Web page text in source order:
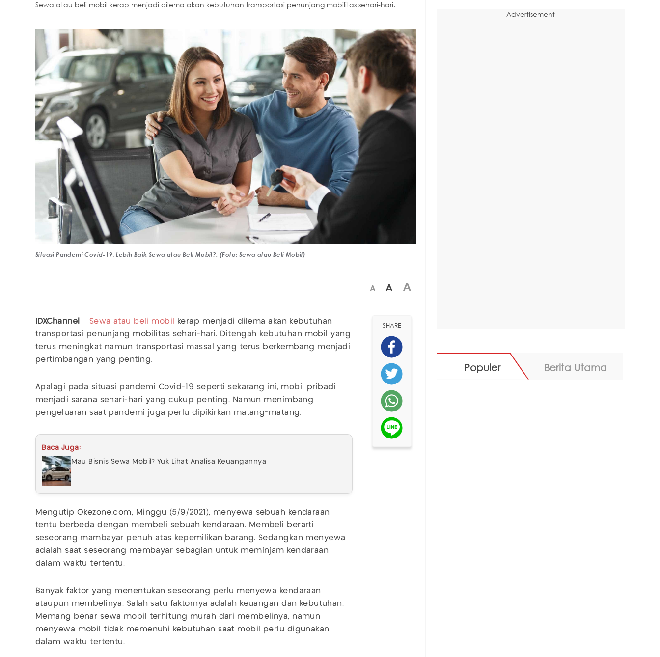
Sewa atau beli mobil kerap menjadi dilema akan kebutuhan transportasi penunjang mobilitas sehari-hari.
Situasi Pandemi Covid-19, Lebih Baik Sewa atau Beli Mobil?. (Foto: Sewa atau Beli Mobil)
A A A
IDXChannel – Sewa atau beli mobil
kerap menjadi dilema akan kebutuhan
transportasi penunjang mobilitas sehari-hari. Ditengah kebutuhan mobil yang
terus meningkat namun transportasi massal yang terus berkembang menjadi
pertimbangan yang penting.
Apalagi pada situasi pandemi Covid-19 seperti sekarang ini, mobil pribadi
menjadi sarana sehari-hari yang cukup penting. Namun menimbang
pengeluaran saat pandemi juga perlu dipikirkan matang-matang.
Baca Juga:
Mau Bisnis Sewa Mobil? Yuk Lihat Analisa Keuangannya
Mengutip Okezone.com, Minggu (5/9/2021), menyewa sebuah kendaraan
tentu berbeda dengan membeli sebuah kendaraan. Membeli berarti
seseorang mambayar penuh atas kepemilikan barang. Sedangkan menyewa
adalah saat seseorang membayar sebagian untuk meminjam kendaraan
dalam waktu tertentu.
Banyak faktor yang menentukan seseorang perlu menyewa kendaraan
ataupun membelinya. Salah satu faktornya adalah keuangan dan kebutuhan.
Memang benar sewa mobil terhitung murah dari membelinya, namun
menyewa mobil tidak memenuhi kebutuhan saat mobil perlu digunakan
dalam waktu tertentu.
SHARE
Advertisement
Populer Berita Utama